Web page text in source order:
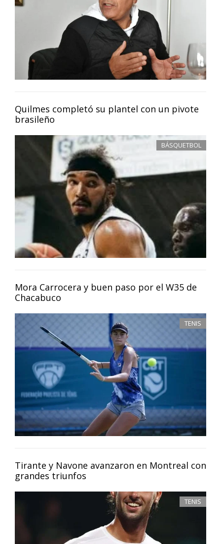
Quilmes completó su plantel con un pivote
brasileño
BÁSQUETBOL
Mora Carrocera y buen paso por el W35 de
Chacabuco
TENIS
Tirante y Navone avanzaron en Montreal con
grandes triunfos
TENIS